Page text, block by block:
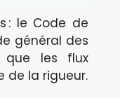
: le Code de
général des
que les flux
de la rigueur.